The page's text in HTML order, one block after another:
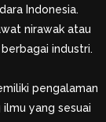
Indonesia.
nirawak atau
industri.
pengalaman
yang sesuai